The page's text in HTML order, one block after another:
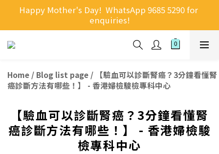
Happy Mother's Day!  WhatsApp 9685 5290 for
enquiries!
Home / Blog list page /
【驗血可以診斷腎癌？3分鐘看懂腎
癌診斷方法有哪些！】 - 香港婦檢駿檢專科中心
【驗血可以診斷腎癌？3分鐘看懂腎
癌診斷方法有哪些！】 - 香港婦檢駿
檢專科中心